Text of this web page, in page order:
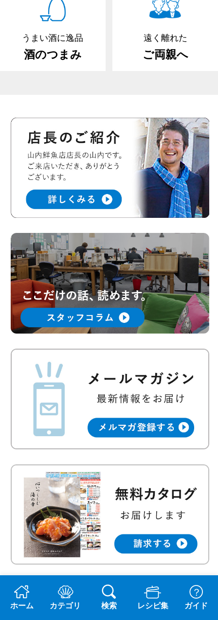
うまい酒に逸品
酒のつまみ
遠く離れた
ご両親へ
ホーム カテゴリ 検索 レシピ集 ガイド